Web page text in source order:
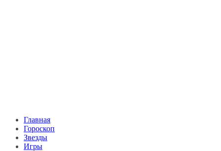
Главная
Гороскоп
Звезды
Игры